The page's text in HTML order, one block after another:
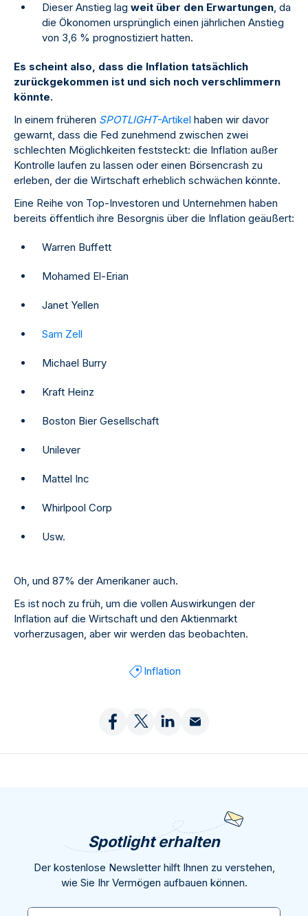
Dieser Anstieg lag weit über den Erwartungen, da
die Ökonomen ursprünglich einen jährlichen Anstieg
von 3,6 % prognostiziert hatten.
Es scheint also, dass die Inflation tatsächlich
zurückgekommen ist und sich noch verschlimmern
könnte.
In einem früheren SPOTLIGHT-Artikel haben wir davor
gewarnt, dass die Fed zunehmend zwischen zwei
schlechten Möglichkeiten feststeckt: die Inflation außer
Kontrolle laufen zu lassen oder einen Börsencrash zu
erleben, der die Wirtschaft erheblich schwächen könnte.
Eine Reihe von Top-Investoren und Unternehmen haben
bereits öffentlich ihre Besorgnis über die Inflation geäußert:
Warren Buffett
Mohamed El-Erian
Janet Yellen
Sam Zell
Michael Burry
Kraft Heinz
Boston Bier Gesellschaft
Unilever
Mattel Inc
Whirlpool Corp
Usw.
Oh, und 87% der Amerikaner auch.
Es ist noch zu früh, um die vollen Auswirkungen der
Inflation auf die Wirtschaft und den Aktienmarkt
vorherzusagen, aber wir werden das beobachten.
Inflation
Spotlight erhalten
Der kostenlose Newsletter hilft Ihnen zu verstehen,
wie Sie Ihr Vermögen aufbauen können.